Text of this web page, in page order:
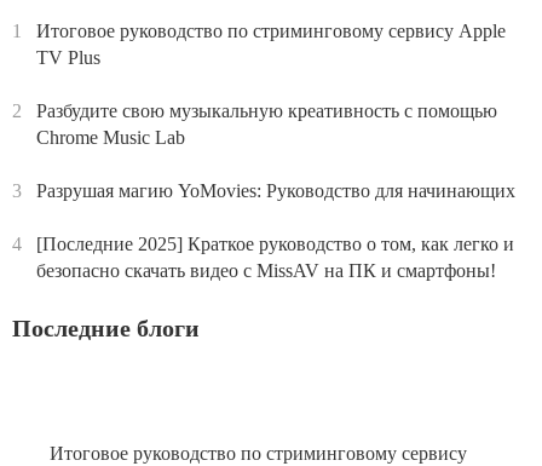
1
Итоговое руководство по стриминговому сервису Apple
TV Plus
2
Разбудите свою музыкальную креативность с помощью
Chrome Music Lab
3 Разрушая магию YoMovies: Руководство для начинающих
4
[Последние 2025] Краткое руководство о том, как легко и
безопасно скачать видео с MissAV на ПК и смартфоны!
Последние блоги
Итоговое руководство по стриминговому сервису